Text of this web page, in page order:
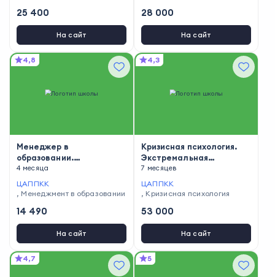
25 400
На сайт
28 000
На сайт
4,8
Менеджер в
образовании.
Руководитель
дошкольной организации
4 месяца
ЦАППКК
, Менеджмент в образовании
14 490
На сайт
4,3
Кризисная психология.
Экстремальная
психология
7 месяцев
ЦАППКК
, Кризисная психология
53 000
На сайт
4,7 5